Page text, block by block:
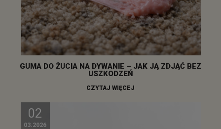
GUMA DO ŻUCIA NA DYWANIE – JAK JĄ ZDJĄĆ BEZ
USZKODZEŃ
CZYTAJ WIĘCEJ
02
03.2026